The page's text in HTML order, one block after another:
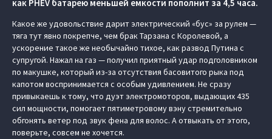
как PHEV батарею меньшей емкости пополнит за 4,5 часа.
Какое же удовольствие дарит электрический «бус» за рулем —
тяга тут явно покрепче, чем брак Тарзана с Королевой, а
ускорение такое же необычайно тихое, как развод Путина с
супругой. Нажал на газ — получил приятный удар подголовником
по макушке, который из-за отсутствия басовитого рыка под
капотом воспринимается с особым удивлением. Не сразу
привыкаешь к тому, что дуэт электромоторов, выдающих 435
сил мощности, помогает пятиметровому вэну стремительно
обгонять ветер под звук фена для волос. А отвыкать от этого,
поверьте, совсем не хочется.